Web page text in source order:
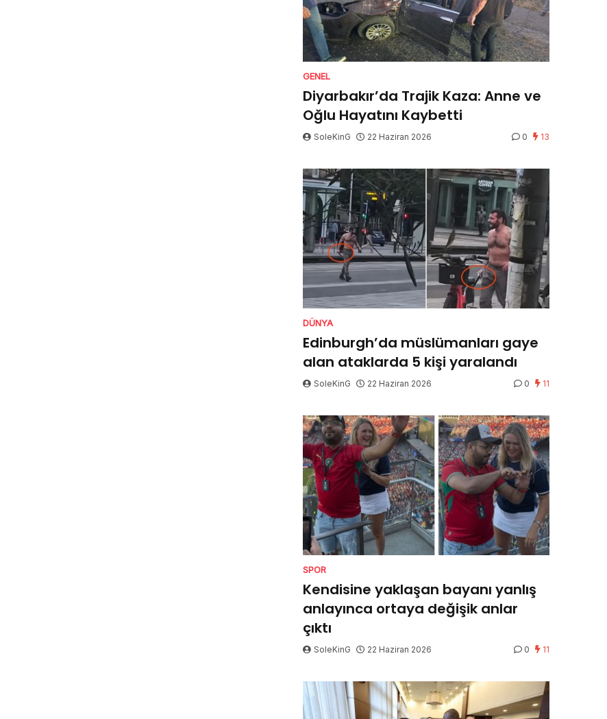
GENEL
Diyarbakır’da Trajik Kaza: Anne ve
Oğlu Hayatını Kaybetti
SoleKinG 22 Haziran 2026 0 13
DÜNYA
Edinburgh’da müslümanları gaye
alan ataklarda 5 kişi yaralandı
SoleKinG 22 Haziran 2026 0 11
SPOR
Kendisine yaklaşan bayanı yanlış
anlayınca ortaya değişik anlar
çıktı
SoleKinG 22 Haziran 2026 0 11